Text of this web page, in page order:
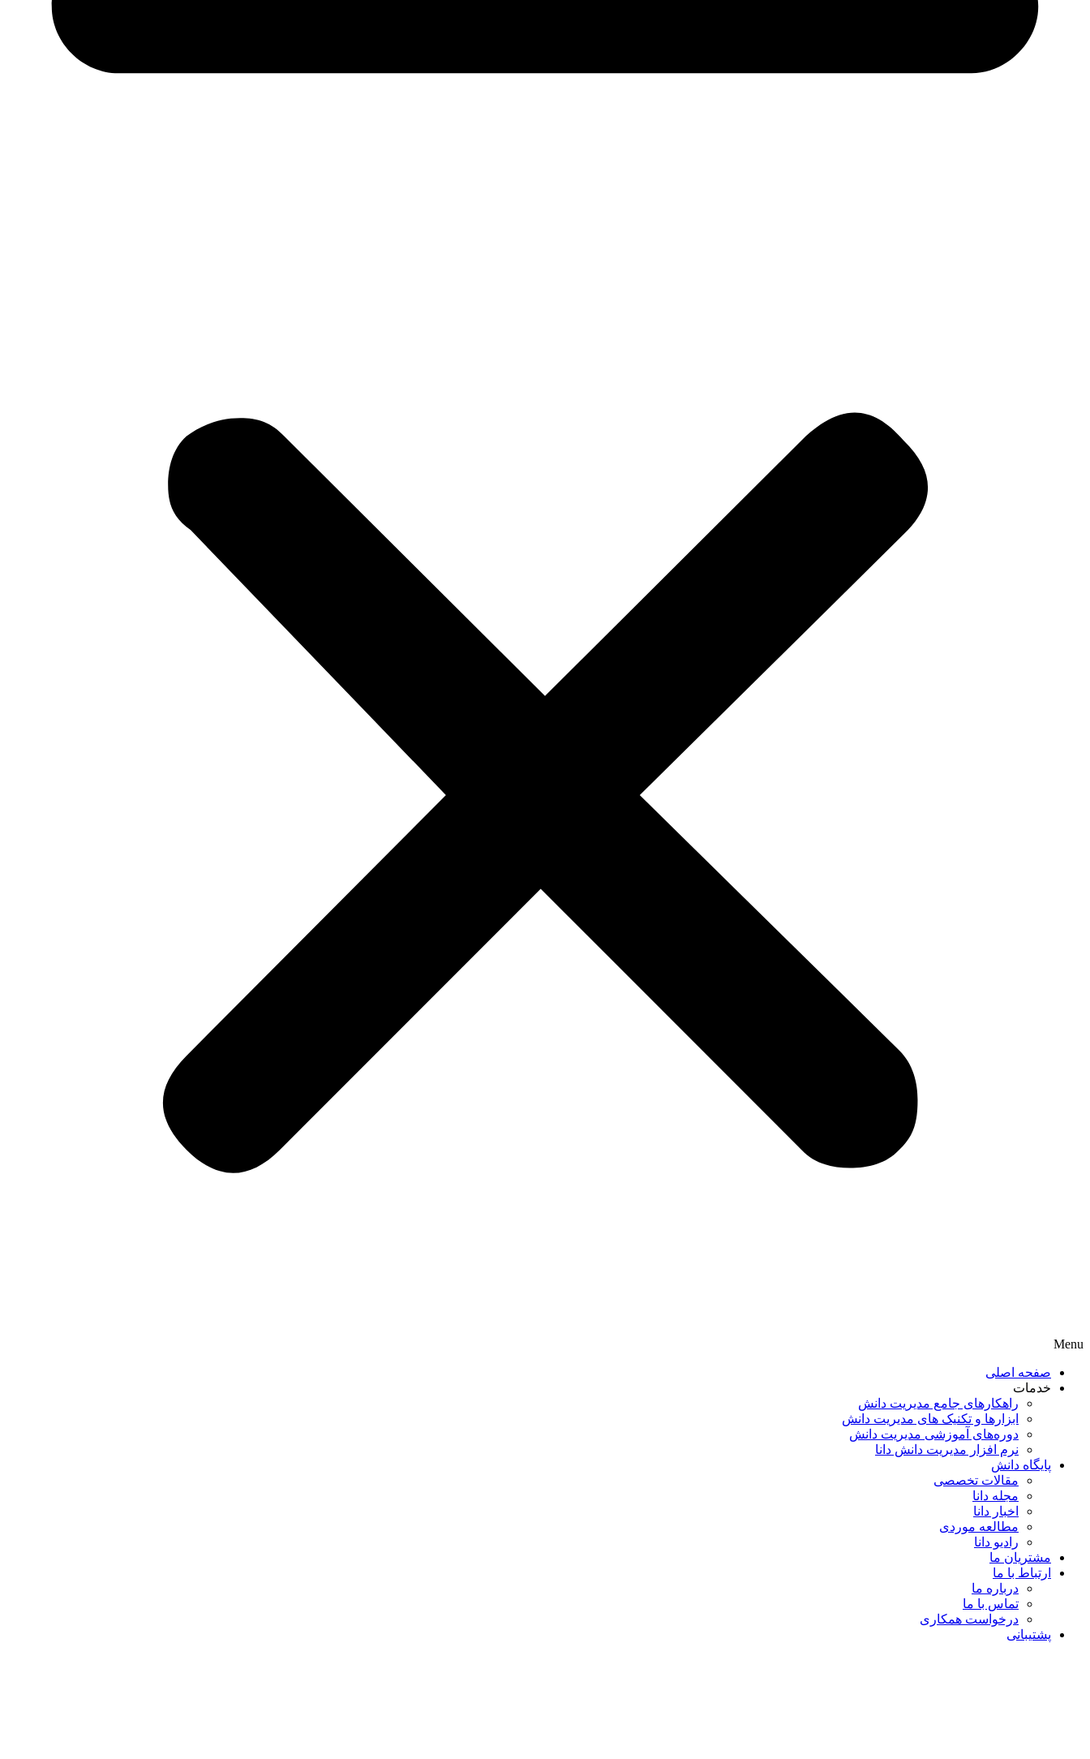
Menu
صفحه اصلی
خدمات
راهکارهای جامع مدیریت دانش
ابزارها و تکنیک‌ های مدیریت دانش
دوره‌های آموزشی مدیریت دانش
نرم افزار مدیریت دانش دانا
پایگاه دانش
مقالات تخصصی
مجله دانا
اخبار دانا
مطالعه موردی
رادیو دانا
مشتریان ما
ارتباط با ما
درباره ما
تماس با ما
درخواست همکاری
پشتیبانی